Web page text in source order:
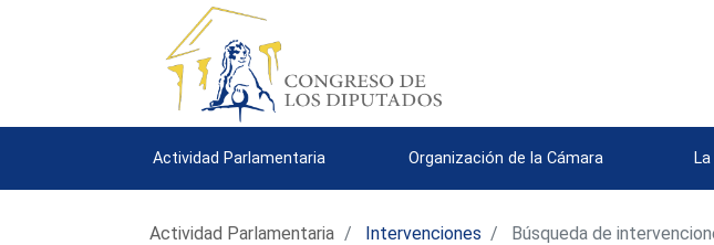
Actividad Parlamentaria Organización de la Cámara
Actividad Parlamentaria Intervenciones Búsqueda de